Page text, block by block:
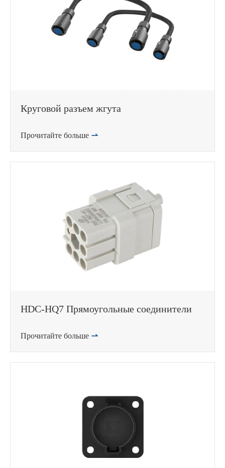
Круговой разъем жгута
Прочитайте больше 
HDC-HQ7 Прямоугольные соединители
Прочитайте больше 